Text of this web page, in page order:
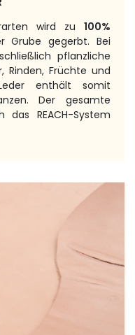
wird zu 100%
Grube gegerbt. Bei
pflanzliche
Rinden, Früchte und
enthält somit
Der gesamte
das REACH-System